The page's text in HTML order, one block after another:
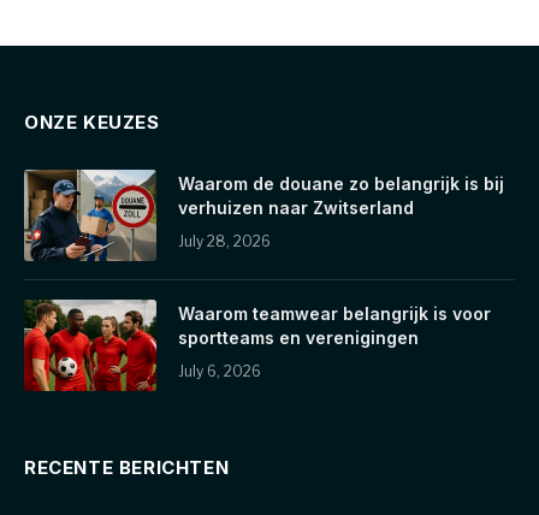
ONZE KEUZES
Waarom de douane zo belangrijk is bij
verhuizen naar Zwitserland
July 28, 2026
Waarom teamwear belangrijk is voor
sportteams en verenigingen
July 6, 2026
RECENTE BERICHTEN